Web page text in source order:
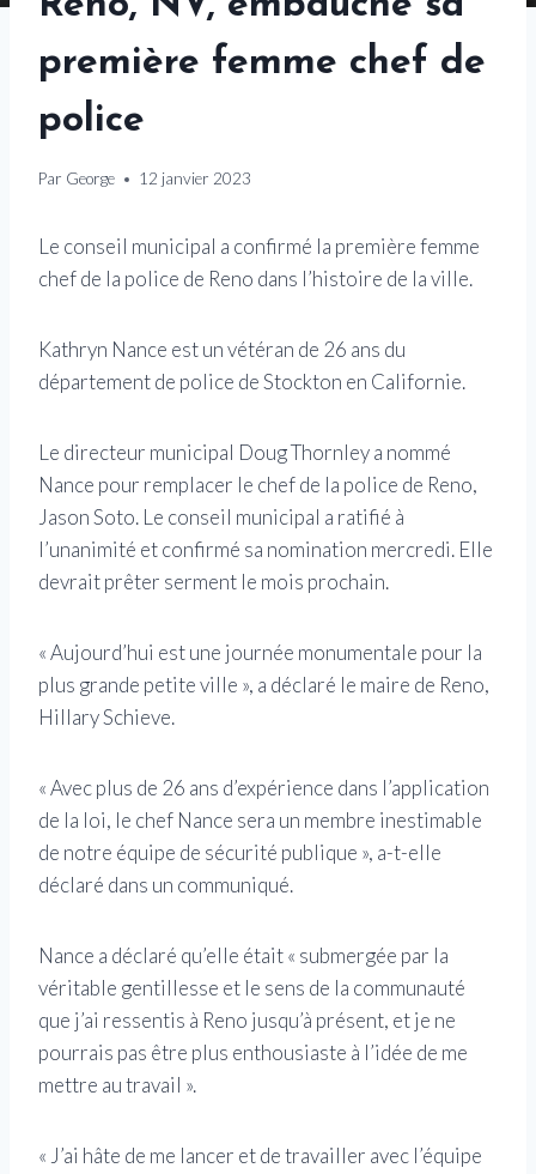
première femme chef de
police
Par George 12 janvier 2023
Le conseil municipal a confirmé la première femme
chef de la police de Reno dans l’histoire de la ville.
Kathryn Nance est un vétéran de 26 ans du
département de police de Stockton en Californie.
Le directeur municipal Doug Thornley a nommé
Nance pour remplacer le chef de la police de Reno,
Jason Soto. Le conseil municipal a ratifié à
l’unanimité et confirmé sa nomination mercredi. Elle
devrait prêter serment le mois prochain.
« Aujourd’hui est une journée monumentale pour la
plus grande petite ville », a déclaré le maire de Reno,
Hillary Schieve.
« Avec plus de 26 ans d’expérience dans l’application
de la loi, le chef Nance sera un membre inestimable
de notre équipe de sécurité publique », a-t-elle
déclaré dans un communiqué.
Nance a déclaré qu’elle était « submergée par la
véritable gentillesse et le sens de la communauté
que j’ai ressentis à Reno jusqu’à présent, et je ne
pourrais pas être plus enthousiaste à l’idée de me
mettre au travail ».
« J’ai hâte de me lancer et de travailler avec l’équipe